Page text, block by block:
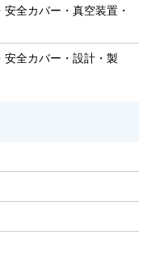
全カバー・真空装置・
安全カバー・設計・製